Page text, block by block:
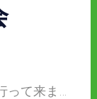
て来ま…